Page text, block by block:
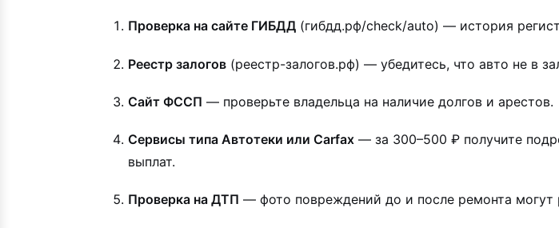
Проверка на сайте ГИБДД (гибдд.рф/check/auto) — история
Реестр залогов (реестр-залогов.рф) — убедитесь, что авто не в
Сайт ФССП — проверьте владельца на наличие долгов и арестов.
Сервисы типа Автотеки или Carfax — за 300–500 ₽ получите
выплат.
Проверка на ДТП — фото повреждений до и после ремонта могут